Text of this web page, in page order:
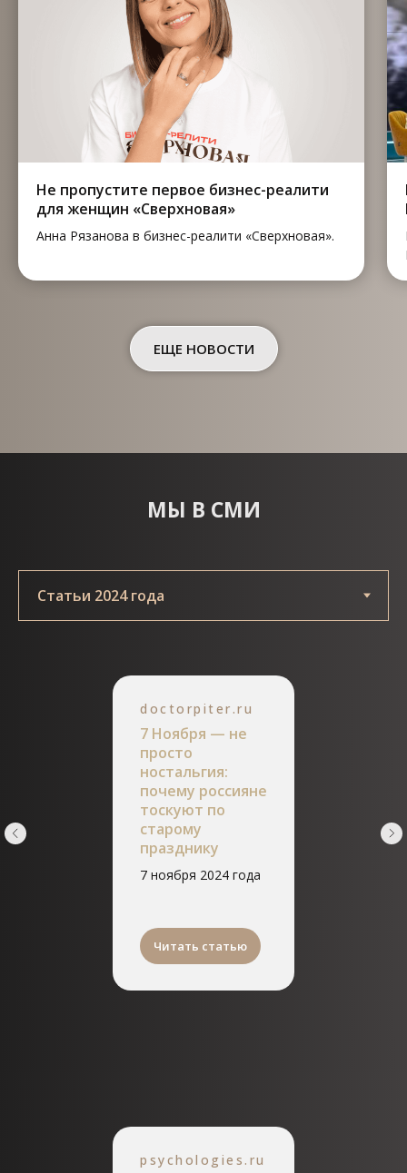
Не пропустите первое бизнес-реалити
для женщин «Сверхновая»
Анна Рязанова в бизнес-реалити «Сверхновая».
ЕЩЕ НОВОСТИ
МЫ В СМИ
doctorpiter.ru
7 Ноября — не
просто
ностальгия:
почему россияне
тоскуют по
старому
празднику
7 ноября 2024 года
Читать статью
psychologies.ru